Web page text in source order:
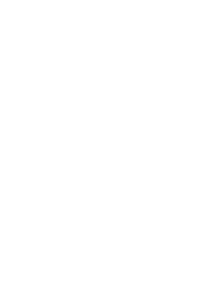
réaliser jusqu'à 60 %
aux États-Unis et en
des équipes dédiées.